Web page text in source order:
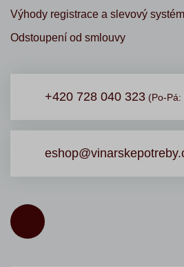
Výhody registrace a slevový systém
Odstoupení od smlouvy
+420 728 040 323 (Po-